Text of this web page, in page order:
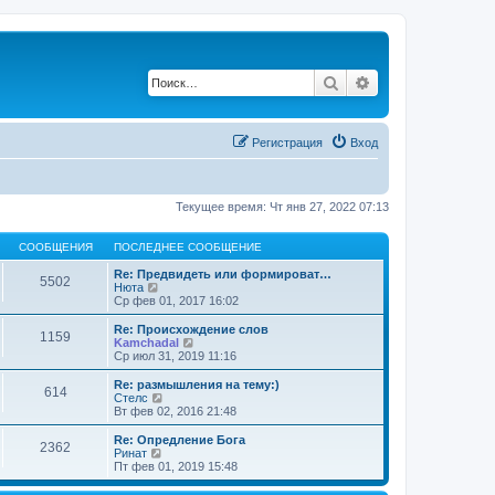
Поиск
Вход
Регистрация
Текущее время: Чт янв 27, 2022 07:13
СООБЩЕНИЯ ПОСЛЕДНЕЕ СООБЩЕНИЕ
5502
Re: Предвидеть или формироват…
Нюта
е
р
е
й
т
п
о
с
е
д
н
е
Ср фев 01, 2017 16:02
1159
Re: Происхождение слов
Kamchadal
е
р
е
т
п
о
с
л
Ср июл 31, 2019 11:16
614
Re: размышления на тему:)
Стелс
е
р
е
й
т
к
Вт фев 02, 2016 21:48
2362
Re: Опредление Бога
Ринат
е
р
е
Пт фев 01, 2019 15:48